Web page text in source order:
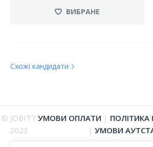
ВИБРАНЕ
Схожі кандидати
© JOBITT
2023
УМОВИ ОПЛАТИ | ПОЛІТИКА
|УМОВИ